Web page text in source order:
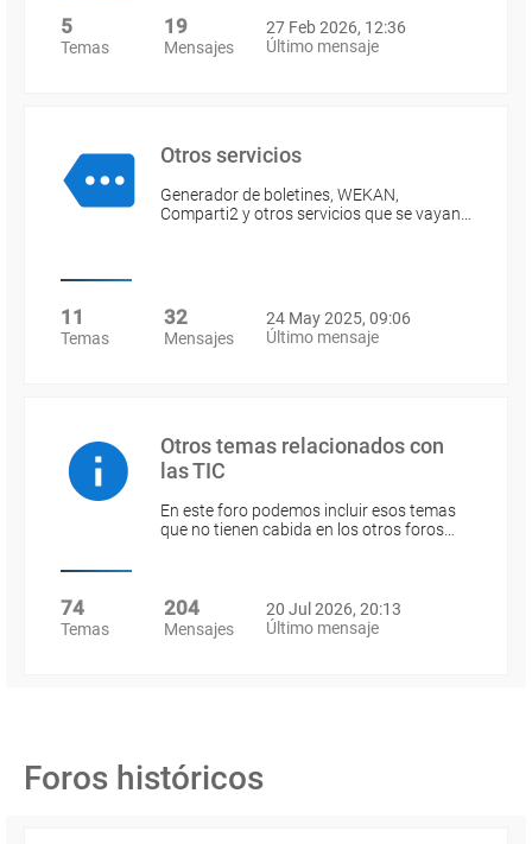
5
Temas
19
Mensajes
27 Feb 2026, 12:36
Último mensaje
Otros servicios
Generador de boletines, WEKAN,
Comparti2 y otros servicios que se vayan…
11
Temas
32
Mensajes
24 May 2025, 09:06
Último mensaje
Otros temas relacionados con
las TIC
En este foro podemos incluir esos temas
que no tienen cabida en los otros foros…
74
Temas
204
Mensajes
20 Jul 2026, 20:13
Último mensaje
Foros históricos